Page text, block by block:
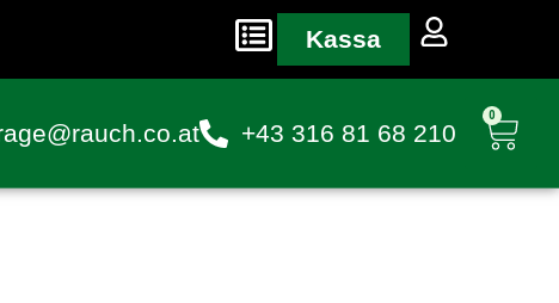
Kassa
+43 316 81 68 210
0